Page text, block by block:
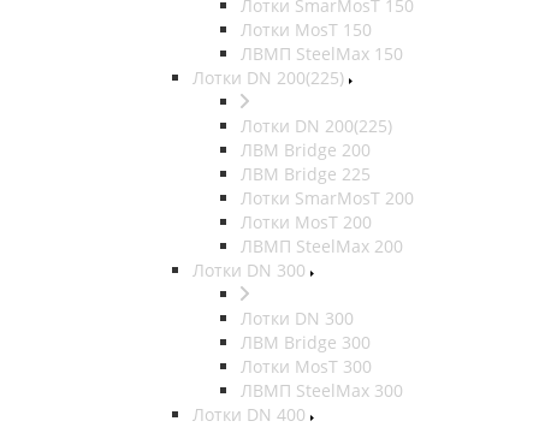
Лотки SmarMosT 150
Лотки MosT 150
ЛВМП SteelMax 150
Лотки DN 200(225)
Лотки DN 200(225)
ЛВМ Bridge 200
ЛВМ Bridge 225
Лотки SmarMosT 200
Лотки MosT 200
ЛВМП SteelMax 200
Лотки DN 300
Лотки DN 300
ЛВМ Bridge 300
Лотки MosT 300
ЛВМП SteelMax 300
Лотки DN 400